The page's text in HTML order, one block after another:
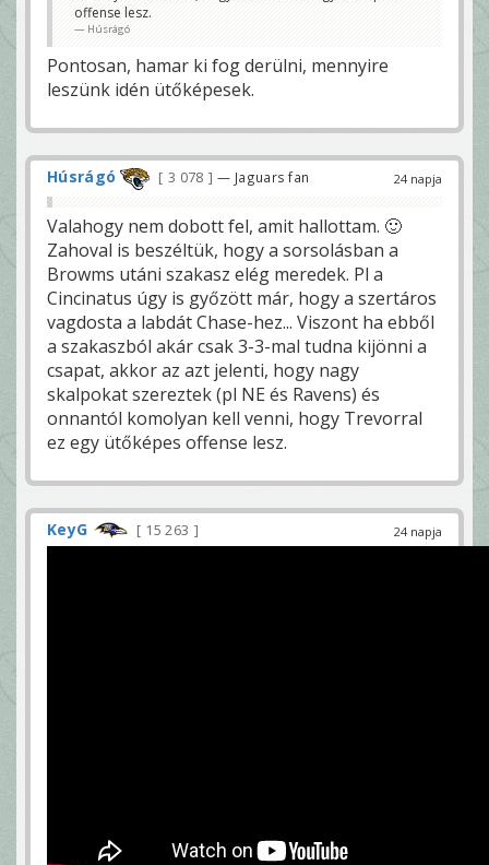
offense lesz.
Húsrágó
Pontosan, hamar ki fog derülni, mennyire
leszünk idén ütőképesek.
24 napja
Húsrágó 3 078 — Jaguars fan
Valahogy nem dobott fel, amit hallottam. 🙂
Zahoval is beszéltük, hogy a sorsolásban a
Browms utáni szakasz elég meredek. Pl a
Cincinatus úgy is győzött már, hogy a szertáros
vagdosta a labdát Chase-hez... Viszont ha ebből
a szakaszból akár csak 3-3-mal tudna kijönni a
csapat, akkor az azt jelenti, hogy nagy
skalpokat szereztek (pl NE és Ravens) és
onnantól komolyan kell venni, hogy Trevorral
ez egy ütőképes offense lesz.
24 napja
KeyG 15 263